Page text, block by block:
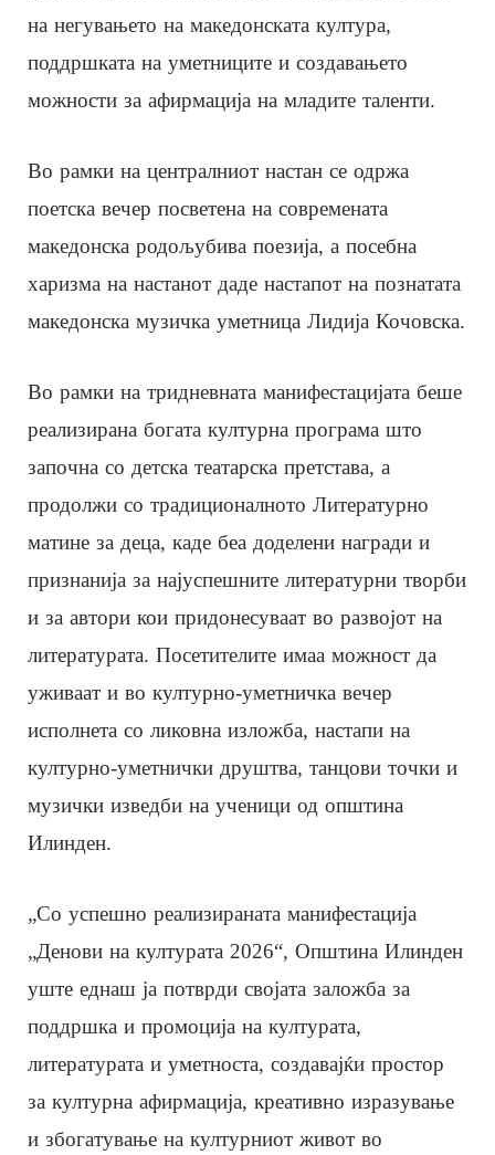
на негувањето на македонската култура,
поддршката на уметниците и создавањето
можности за афирмација на младите таленти.
Во рамки на централниот настан се одржа
поетска вечер посветена на современата
македонска родољубива поезија, а посебна
харизма на настанот даде настапот на познатата
македонска музичка уметница Лидија Кочовска.
Во рамки на тридневната манифестацијата беше
реализирана богата културна програма што
започна со детска театарска претстава, а
продолжи со традиционалното Литературно
матине за деца, каде беа доделени награди и
признанија за најуспешните литературни творби
и за автори кои придонесуваат во развојот на
литературата. Посетителите имаа можност да
уживаат и во културно-уметничка вечер
исполнета со ликовна изложба, настапи на
културно-уметнички друштва, танцови точки и
музички изведби на ученици од општина
Илинден.
„Со успешно реализираната манифестација
„Денови на културата 2026“, Општина Илинден
уште еднаш ја потврди својата заложба за
поддршка и промоција на културата,
литературата и уметноста, создавајќи простор
за културна афирмација, креативно изразување
и збогатување на културниот живот во